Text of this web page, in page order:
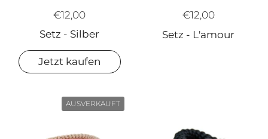
€12,00
Setz - Silber
Jetzt kaufen
€12,00
Setz - L'amour
AUSVERKAUFT